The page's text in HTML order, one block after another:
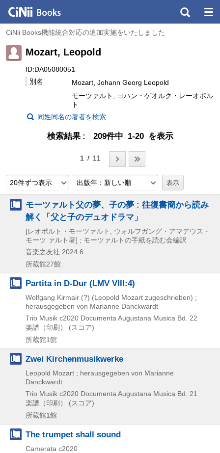
CiNii Books機能統合対応の追加実施をいたしました
Mozart, Leopold
ID:DA05080051
別名
Mozart, Johann Georg Leopold
モーツァルト, ヨハン・ゲオルク・レーオポル
ト
同姓同名の著者を検索
検索結果 209件中 1-20 を表示
1 / 11
20件ずつ表示 出版年：新しい順
モーツァルト父の夢、子の夢 : 往復書簡から読み
解く「父と子のデュオドラマ」
[レオポルト・モーツァルト, ウォルフガング・アマデウス・
モーツ ァルト著] ; モーツァルトの手紙を読む会編訳
音楽之友社 2024.6
所蔵館27館
Partita in D-Dur (LMV VIII:4)
Wolfgang Kirmair (?) (Leopold Mozart zugeschrieben) ;
herausgegeben von Marianne Danckwardt
Trio Musik c2020 Documenta Augustana Musica Bd. 22
楽譜（印刷） (スコア)
所蔵館1館
Zwei Kirchenmusikwerke
Leopold Mozart ; herausgegeben von Marianne
Danckwardt
Trio Musik c2020 Documenta Augustana Musica Bd. 21
楽譜（印刷） (スコア)
所蔵館1館
The trumpet shall sound
Camerata c2020